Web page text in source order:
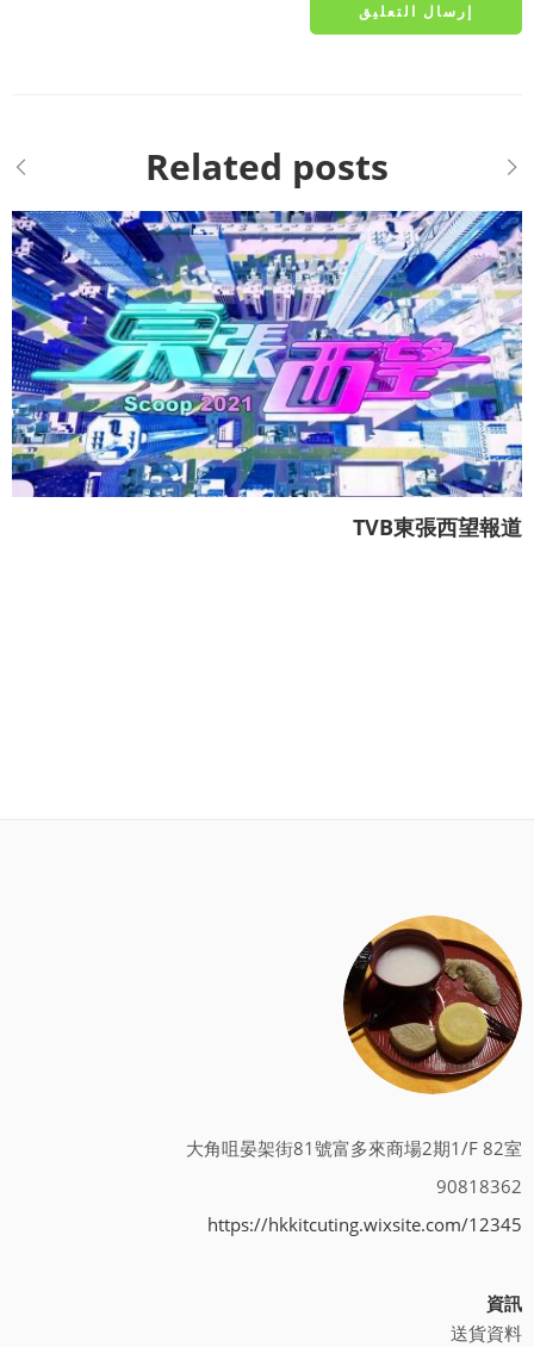
Related posts
TVB東張西望報道
大角咀晏架街81號富多來商場2期1/F 82室
90818362
https://hkkitcuting.wixsite.com/12345
資訊
送貨資料